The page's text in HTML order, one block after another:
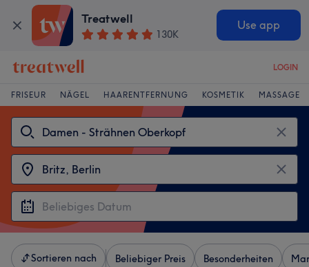
Treatwell
130K
Use app
LOGIN
FRISEUR NÄGEL HAARENTFERNUNG KOSMETIK MASSAGE
Sortieren nach Beliebiger Preis Besonderheiten